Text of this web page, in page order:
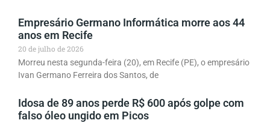
Empresário Germano Informática morre aos 44
anos em Recife
20 de julho de 2026
Morreu nesta segunda-feira (20), em Recife (PE), o empresário
Ivan Germano Ferreira dos Santos, de
Idosa de 89 anos perde R$ 600 após golpe com
falso óleo ungido em Picos